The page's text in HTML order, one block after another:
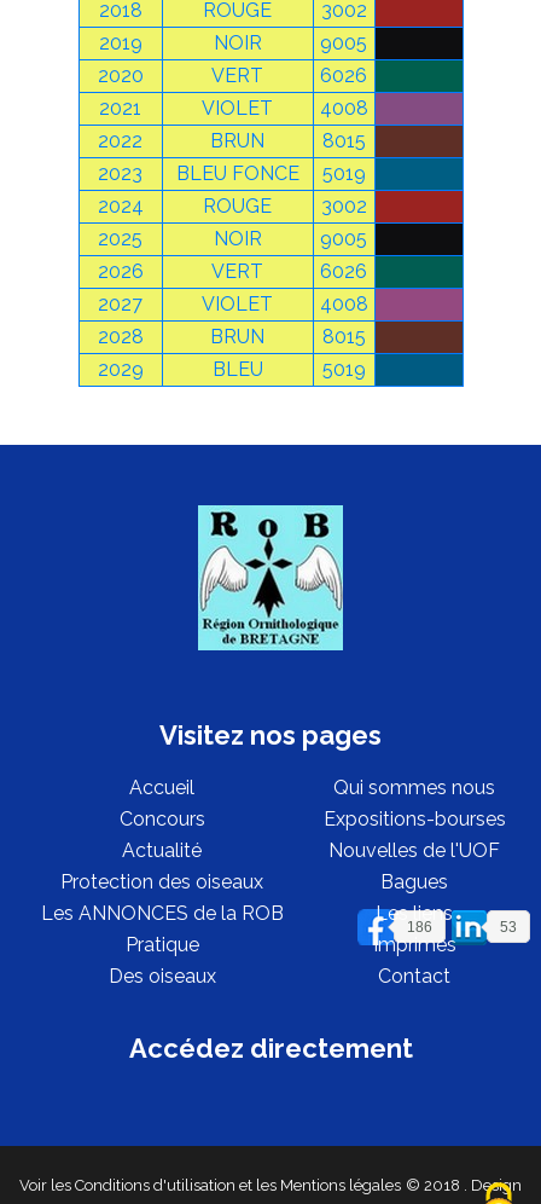
2018
ROUGE
3002
2019
NOIR
9005
2020
VERT
6026
2021
VIOLET
4008
2022
BRUN
8015
2023
BLEU FONCE
5019
2024
ROUGE
3002
2025
NOIR
9005
2026
VERT
6026
2027
VIOLET
4008
2028
BRUN
8015
2029
BLEU 5019
186 53
Visitez nos pages
Accueil
Qui sommes nous
Concours
Expositions-bourses
Actualité
Nouvelles de l'UOF
Protection des oiseaux
Bagues
Les ANNONCES de la ROB
Les liens
Pratique
Imprimés
Des oiseaux
Contact
Accédez directement
Voir les Conditions d'utilisation et les Mentions légales © 2018 . Design